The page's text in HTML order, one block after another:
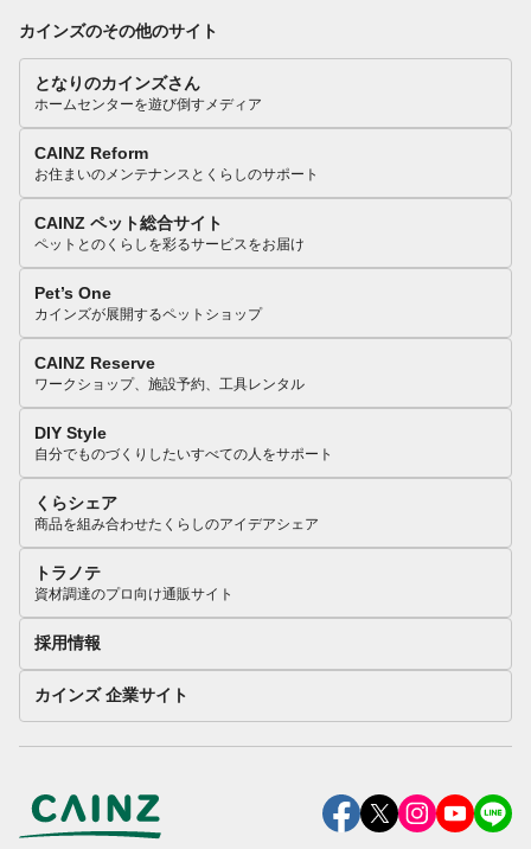
カインズのその他のサイト
となりのカインズさん
ホームセンターを遊び倒すメディア
CAINZ Reform
お住まいのメンテナンスとくらしのサポート
CAINZ ペット総合サイト
ペットとのくらしを彩るサービスをお届け
Pet’s One
カインズが展開するペットショップ
CAINZ Reserve
ワークショップ、施設予約、工具レンタル
DIY Style
自分でものづくりしたいすべての人をサポート
くらシェア
商品を組み合わせたくらしのアイデアシェア
トラノテ
資材調達のプロ向け通販サイト
採用情報
カインズ 企業サイト